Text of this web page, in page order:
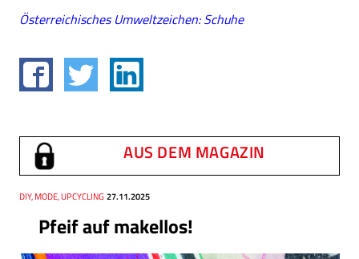
Österreichisches Umweltzeichen: Schuhe
AUS DEM MAGAZIN
Pfeif auf makellos!
Thema
DIY, MODE, UPCYCLING
Datum 27.11.2025